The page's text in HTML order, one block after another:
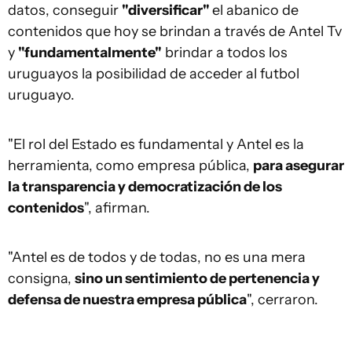
datos, conseguir "diversificar"el abanico de
contenidos que hoy se brindan a través de Antel Tv
y "fundamentalmente" brindar a todos los
uruguayos la posibilidad de acceder al futbol
uruguayo.
"El rol del Estado es fundamental y Antel es la
herramienta, como empresa pública, para asegurar
la transparencia y democratización de los
contenidos", afirman.
"Antel es de todos y de todas, no es una mera
consigna, sino un sentimiento de pertenencia y
defensa de nuestra empresa pública", cerraron.